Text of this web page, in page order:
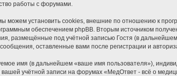
работы с форумами.
установить cookies, внешние по отношению к
обеспечением phpBB. Вторым источником
размещённые под учётной записью Гостя (в
оставленные вами после регистрации и
имя (в дальнейшем «ваше имя пользователя»),
учётной записи на форумах «МедОтвет - всё о